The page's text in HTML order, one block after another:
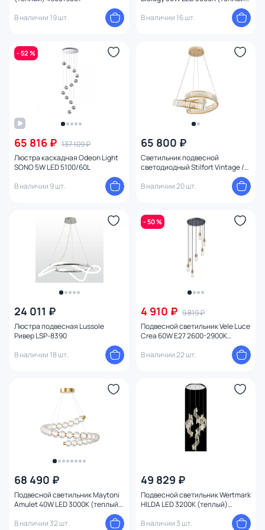
В наличии 19 шт.
В наличии 16 шт.
- 52 %
65 816 ₽ 137 109 ₽
Люстра каскадная Odeon Light
SONO 5W LED 5100/60L
В наличии 9 шт.
65 800 ₽
Светильник подвесной
светодиодный Stilfort Vintage /
В наличии 20 шт.
24 011 ₽
Люстра подвесная Lussole
Ривер LSP-8390
В наличии 18 шт.
- 50 %
4 910 ₽ 9 819 ₽
Подвесной светильник Vele Luce
Crea 60W E27 2600-2900К
В наличии 22 шт.
68 490 ₽
Подвесной светильник Maytoni
Amulet 40W LED 3000К (теплый)
В наличии 32 шт.
49 829 ₽
Подвесной светильник Wertmark
HILDA LED 3200К (теплый)
В наличии 3 шт.
Умный дом